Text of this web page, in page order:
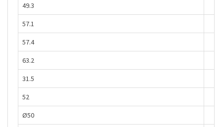
49.3
57.1
57.4
63.2
31.5
52
Ø50